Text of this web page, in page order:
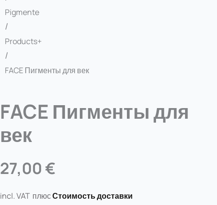
Pigmente
/
Products+
/
FACE Пигменты для век
FACE Пигменты для
век
27,00 €
incl. VAT плюсСтоимость доставки